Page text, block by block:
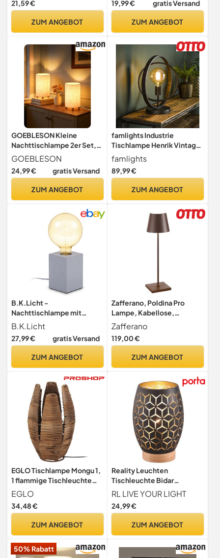
Samt Beige/Goldfarbig,
21,59 €
ZUM ANGEBOT
19,99 € gratis Versand
ZUM ANGEBOT
GOEBLESON Kleine
Nachttischlampe 2er Set,
Tischlampe mit
Leinenschirm
GOEBLESON
24,99 € gratis Versand
ZUM ANGEBOT
famlights Industrie
Tischlampe Henrik Vintage
Look/Steampunk
Metallgestell Tischleuchte
Tischlampe E27 / Metall
Nachttischlampe Vintage
Schlafzimmer Wohnzimmer
famlights
89,99 €
ZUM ANGEBOT
B.K.Licht -
Nachttischlampe mit
Kabelschalter, E27 Fassung,
Vintage, Tischlampe,
Lampe,
Tischleuchte, Bürolampe,
Retro, 9x9x13 cm, Grau
B.K.Licht
27,99 € gratis Versand
ZUM ANGEBOT
Zafferano, Poldina Pro
Lampe, Kabellose,
Wiederaufladbare
Tischlampe mit Touch
Control, Auch für den
Dimmer, 2200-3000 K,
Zafferano
119,00 €
ZUM ANGEBOT
EGLO Tischlampe Mongu 1,
1 flammige Tischleuchte
Vintage, Afrikanisch, Boho
EGLO
34,48 €
ZUM ANGEBOT
Reality Leuchten
Tischleuchte Bidar
R51571080, Metall Schwarz
matt, Holz naturbelassen,
exkl. 1x E27
RL LIVE YOUR LIGHT
24,99 €
ZUM ANGEBOT
50% Rabatt